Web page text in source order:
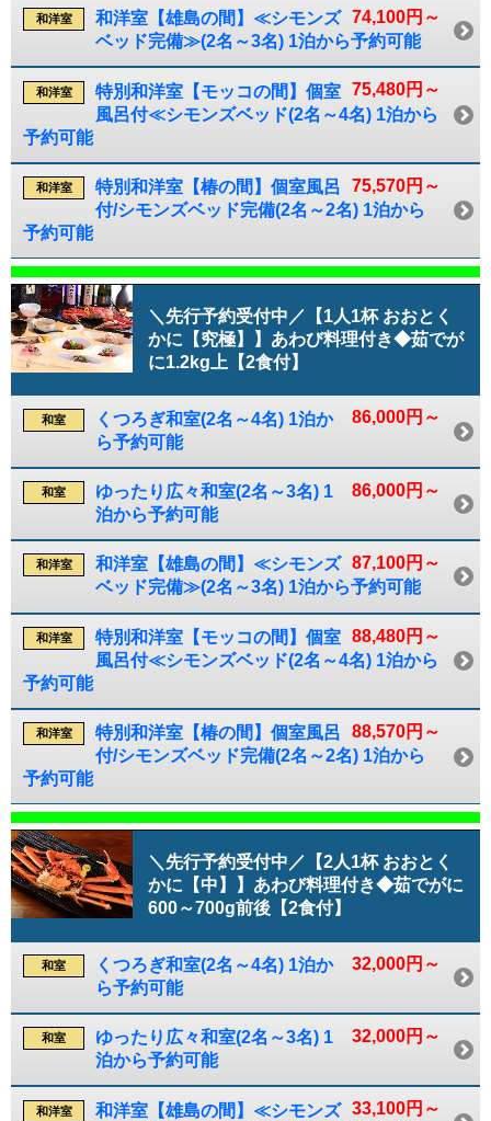
74,100円～
和洋室
和洋室【雄島の間】≪シモンズ
ベッド完備≫(2名～3名) 1泊から予約可能
75,480円～
和洋室
特別和洋室【モッコの間】個室
風呂付≪シモンズベッド(2名～4名) 1泊から
予約可能
75,570円～
和洋室
特別和洋室【椿の間】個室風呂
付/シモンズベッド完備(2名～2名) 1泊から
予約可能
＼先行予約受付中／【1人1杯 おおとく
かに【究極】】あわび料理付き◆茹でが
に1.2kg上【2食付】
86,000円～
和室
くつろぎ和室(2名～4名) 1泊か
ら予約可能
86,000円～
和室
ゆったり広々和室(2名～3名) 1
泊から予約可能
87,100円～
和洋室
和洋室【雄島の間】≪シモンズ
ベッド完備≫(2名～3名) 1泊から予約可能
88,480円～
和洋室
特別和洋室【モッコの間】個室
風呂付≪シモンズベッド(2名～4名) 1泊から
予約可能
88,570円～
和洋室
特別和洋室【椿の間】個室風呂
付/シモンズベッド完備(2名～2名) 1泊から
予約可能
＼先行予約受付中／【2人1杯 おおとく
かに【中】】あわび料理付き◆茹でがに
600～700g前後【2食付】
32,000円～
和室
くつろぎ和室(2名～4名) 1泊か
ら予約可能
32,000円～
和室
ゆったり広々和室(2名～3名) 1
泊から予約可能
33,100円～
和洋室
和洋室【雄島の間】≪シモンズ